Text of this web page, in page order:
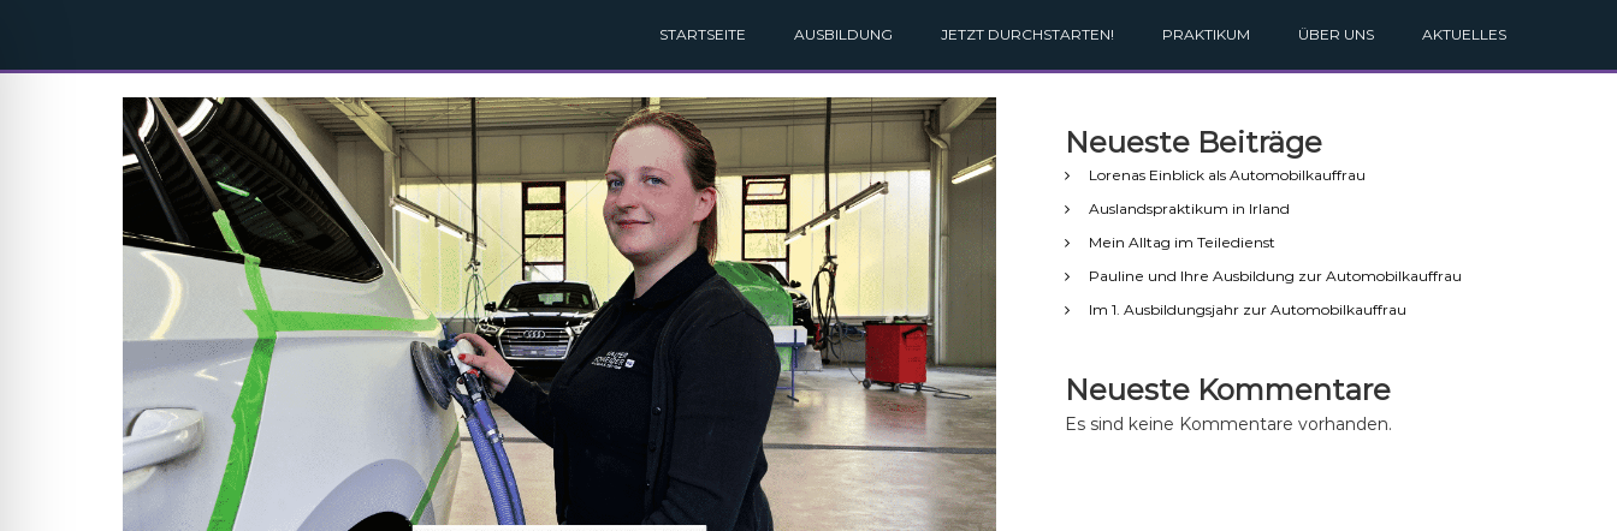
STARTSEITE AUSBILDUNG JETZT DURCHSTARTEN! PRAKTIKUM ÜBER UNS AKTUELLES
Neueste Beiträge
Lorenas Einblick als Automobilkauffrau
Auslandspraktikum in Irland
Mein Alltag im Teiledienst
Pauline und Ihre Ausbildung zur Automobilkauffrau
Im 1. Ausbildungsjahr zur Automobilkauffrau
Neueste Kommentare
Es sind keine Kommentare vorhanden.